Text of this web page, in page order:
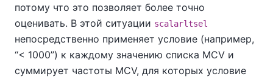
потому что это позволяет более точно
оценивать. В этой ситуации scalarltsel
непосредственно применяет условие (например,
“< 1000”) к каждому значению списка MCV и
суммирует частоты MCV, для которых условие